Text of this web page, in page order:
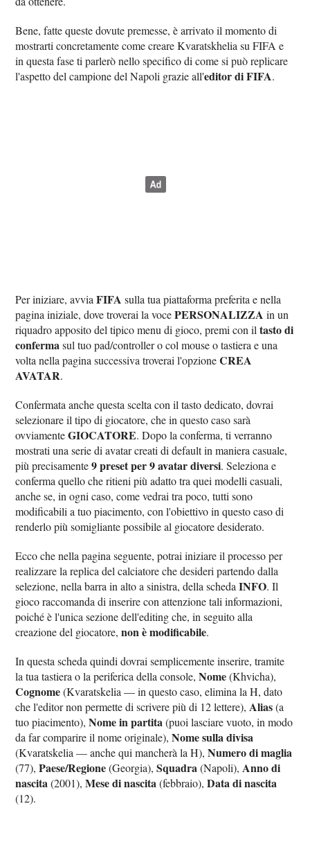
Bene, fatte queste dovute premesse, è arrivato il momento di
mostrarti concretamente come creare Kvaratskhelia su FIFA e
in questa fase ti parlerò nello specifico di come si può replicare
l'aspetto del campione del Napoli grazie all'editor di FIFA.
Per iniziare, avviaFIFA sulla tua piattaforma preferita e nella
pagina iniziale, dove troverai la vocePERSONALIZZA in un
riquadro apposito del tipico menu di gioco, premi con iltasto di
confermasul tuo pad/controller o col mouse o tastiera e una
volta nella pagina successiva troverai l'opzioneCREA
AVATAR.
Confermata anche questa scelta con il tasto dedicato, dovrai
selezionare il tipo di giocatore, che in questo caso sarà
ovviamenteGIOCATORE. Dopo la conferma, ti verranno
mostrati una serie di avatar creati di default in maniera casuale,
più precisamente9 preset per 9 avatar diversi. Seleziona e
conferma quello che ritieni più adatto tra quei modelli casuali,
anche se, in ogni caso, come vedrai tra poco, tutti sono
modificabili a tuo piacimento, con l'obiettivo in questo caso di
renderlo più somigliante possibile al giocatore desiderato.
Ecco che nella pagina seguente, potrai iniziare il processo per
realizzare la replica del calciatore che desideri partendo dalla
selezione, nella barra in alto a sinistra, della schedaINFO. Il
gioco raccomanda di inserire con attenzione tali informazioni,
poiché è l'unica sezione dell'editing che, in seguito alla
creazione del giocatore,non è modificabile.
In questa scheda quindi dovrai semplicemente inserire, tramite
la tua tastiera o la periferica della console,Nome(Khvicha),
Cognome(Kvaratskelia — in questo caso, elimina la H, dato
che l'editor non permette di scrivere più di 12 lettere), Alias(a
tuo piacimento),Nome in partita(puoi lasciare vuoto, in modo
da far comparire il nome originale),Nome sulla divisa
(Kvaratskelia — anche qui mancherà la H),Numero di maglia
(77),Paese/Regione(Georgia),Squadra(Napoli), Anno di
nascita(2001),Mese di nascita(febbraio),Data di nascita
(12).